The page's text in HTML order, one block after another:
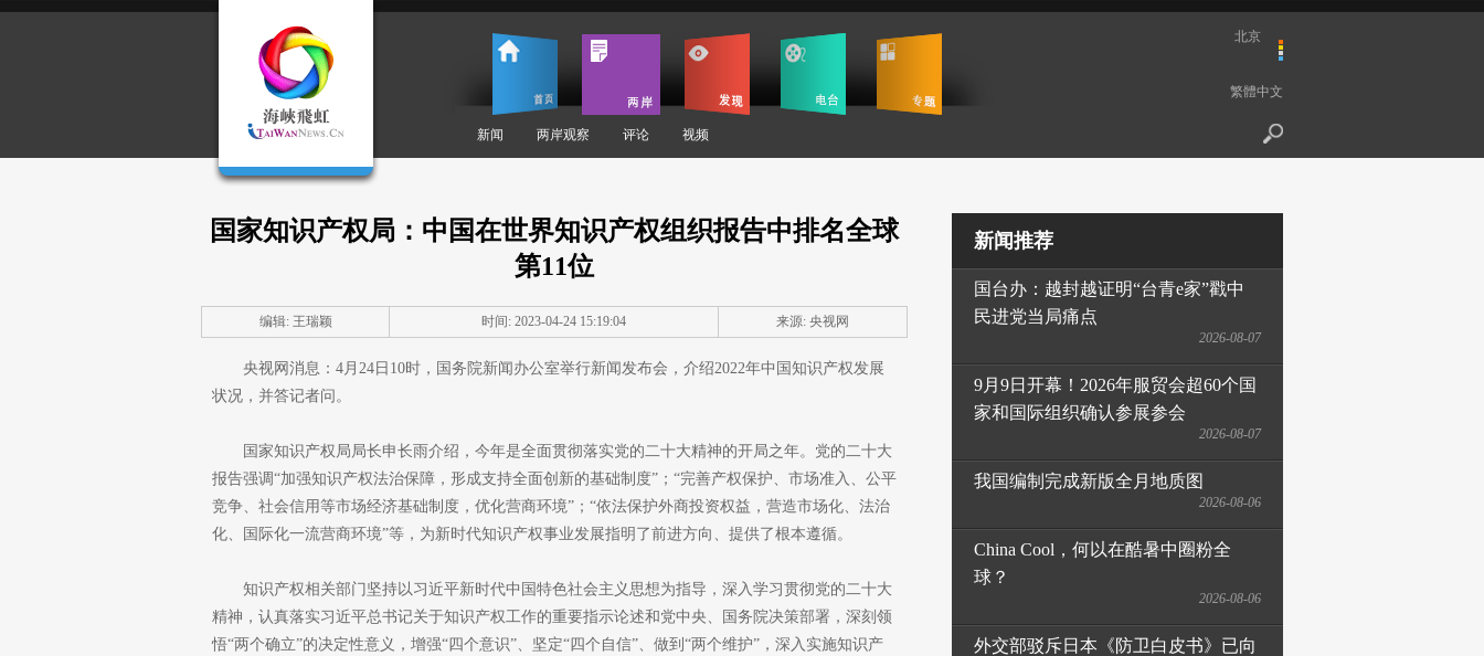
新闻 两岸观察 评论 视频
北京
繁體中文
国家知识产权局：中国在世界知识产权组织报告中排名全球
第11位
编辑: 王瑞颖 时间: 2023-04-24 15:19:04 来源: 央视网
央视网消息：4月24日10时，国务院新闻办公室举行新闻发布会，介绍2022年中国知识产权发展
状况，并答记者问。
国家知识产权局局长申长雨介绍，今年是全面贯彻落实党的二十大精神的开局之年。党的二十大
报告强调“加强知识产权法治保障，形成支持全面创新的基础制度”；“完善产权保护、市场准入、公平
竞争、社会信用等市场经济基础制度，优化营商环境”；“依法保护外商投资权益，营造市场化、法治
化、国际化一流营商环境”等，为新时代知识产权事业发展指明了前进方向、提供了根本遵循。
知识产权相关部门坚持以习近平新时代中国特色社会主义思想为指导，深入学习贯彻党的二十大
精神，认真落实习近平总书记关于知识产权工作的重要指示论述和党中央、国务院决策部署，深刻领
悟“两个确立”的决定性意义，增强“四个意识”、坚定“四个自信”、做到“两个维护”，深入实施知识产
新闻推荐
国台办：越封越证明“台青e家”戳中
民进党当局痛点
2026-08-07
9月9日开幕！2026年服贸会超60个国
家和国际组织确认参展参会
2026-08-07
我国编制完成新版全月地质图
2026-08-06
China Cool，何以在酷暑中圈粉全
球？
2026-08-06
外交部驳斥日本《防卫白皮书》已向